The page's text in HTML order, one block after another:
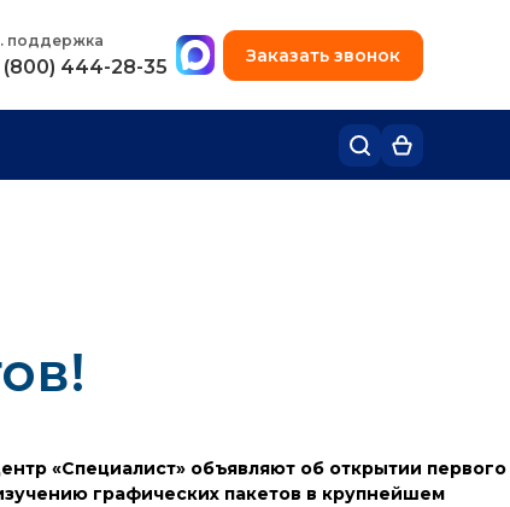
поддержка
(800) 444-28-35
+7 (495) 780-48-49
Заказать звонок
«Специалист» объявляют об открытии первого
графических пакетов в крупнейшем